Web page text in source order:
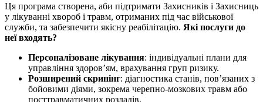
Ця програма створена, аби підтримати Захисників і Захисниць
у лікуванні хвороб і травм, отриманих під час військової
служби, та забезпечити якісну реабілітацію. Які послуги до
неї входять?
Персоналізоване лікування: індивідуальні плани для
управління здоров’ям, врахування груп ризику.
Розширений скринінг: діагностика станів, пов’язаних з
бойовими діями, зокрема черепно-мозкових травм або
посттравматичних розладів.